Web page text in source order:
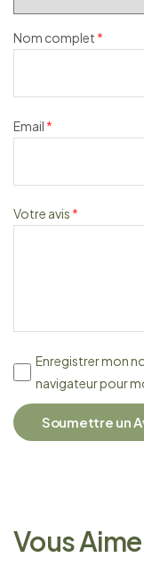
Votre avis *
Nom complet *
Email *
Enregistrer mon
navigateur pour
Soumettre un
Vous